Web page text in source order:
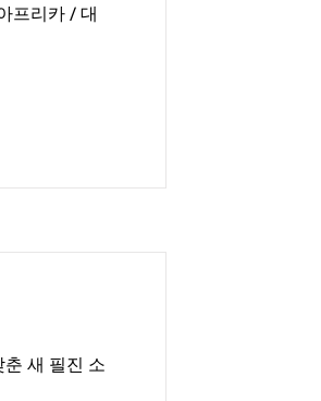
프리카 / 대
새 필진 소